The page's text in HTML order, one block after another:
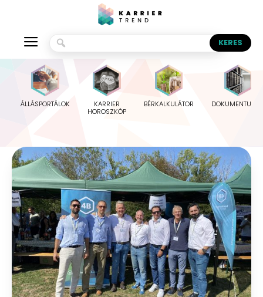
ÁLLÁSPORTÁLOK
KARRIER
HOROSZKÓP
BÉRKALKULÁTOR